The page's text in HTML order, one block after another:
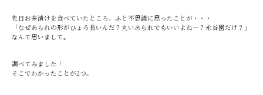
先日お茶漬けを食べていたところ、ふと不思議に思ったことが・・・
「なぜあられの形がひょろ長いんだ？丸いあられでもいいよねー？永谷園だけ？」
なんて思いまして。
調べてみました！
そこでわかったことが2つ。